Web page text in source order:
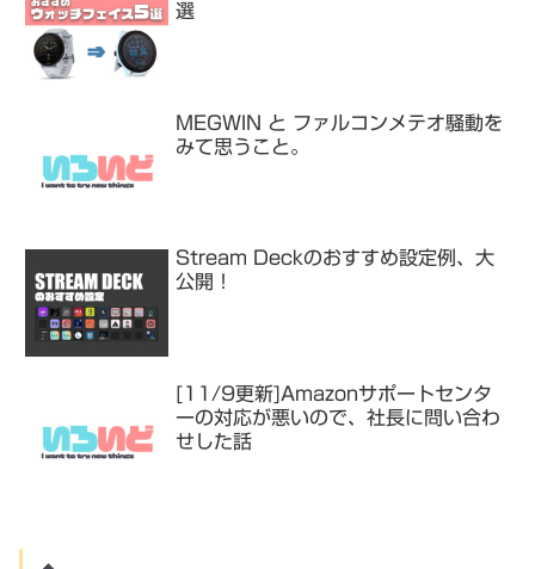
選
MEGWIN と ファルコンメテオ騒動を
みて思うこと。
Stream Deckのおすすめ設定例、大
公開！
[11/9更新]Amazonサポートセンタ
ーの対応が悪いので、社長に問い合わ
せした話